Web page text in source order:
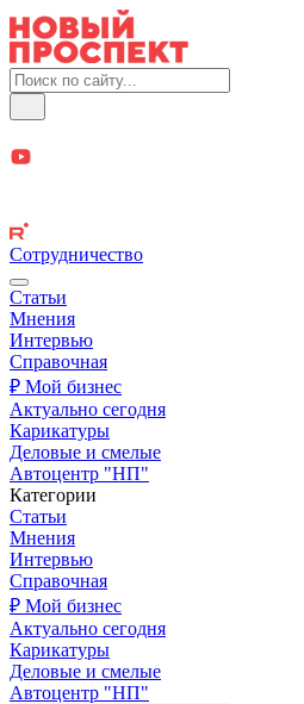
Сотрудничество
Статьи
Мнения
Интервью
Справочная
₽ Мой бизнес
Актуально сегодня
Карикатуры
Деловые и смелые
Автоцентр "НП"
Категории
Статьи
Мнения
Интервью
Справочная
₽ Мой бизнес
Актуально сегодня
Карикатуры
Деловые и смелые
Автоцентр "НП"